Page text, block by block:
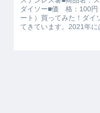
ダイソー■価 格：100円
ート）買ってみた！ダイ
てきています。2021年に